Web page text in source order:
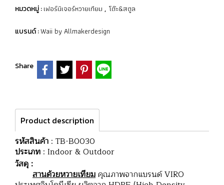
หมวดหมู่ :เฟอร์นิเจอร์หวายเทียม , โต๊ะ&สตูล
แบรนด์ :Waii by Allmakerdesign
Share
Product description
รหัสสินค้า : TB-B0030
ประเภท : Indoor & Outdoor
วัสดุ :
สานด้วยหวายเทียมคุณภาพจากแบรนด์ VIRO